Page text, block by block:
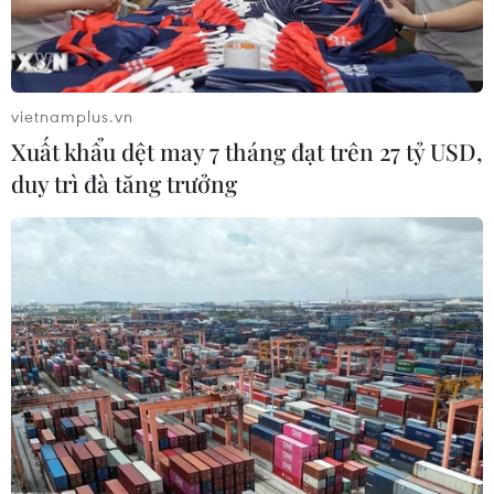
Tháp tự tin làm chủ cuộc
đời
08/08/2026 06:00
triệu đồng?
08/08/2026 04:16
Thổ Nhĩ Kỳ tăng cường
truy quét IS, bắt giữ hơn
100 nghi phạm
07/08/2026 14:55
Tây Ban Nha triệt phá
đường dây buôn người
xuyên Địa Trung Hải
07/08/2026 12:13
vietnamplus.vn
Xuất khẩu dệt may 7 tháng đạt trên 27 tỷ USD,
duy trì đà tăng trưởng